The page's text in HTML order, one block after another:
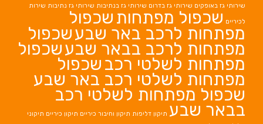
שירותי גז באופקים שירותי גז בדרום שירותי גז בנתיבות שירותי גז נתיבות שירות
לכיריים שכפול מפתחות שכפול
מפתחות לרכב באר שבעשכפול
מפתחות לרכב בבאר שבעשכפול
מפתחות לשלטי רכב שכפול
מפתחות לשלטי רכב באר שבע
שכפול מפתחות לשלטי רכב
בבאר שבע תיקון דליפות תיקון וחיבור כיריים תיקון כיריים תיקוני